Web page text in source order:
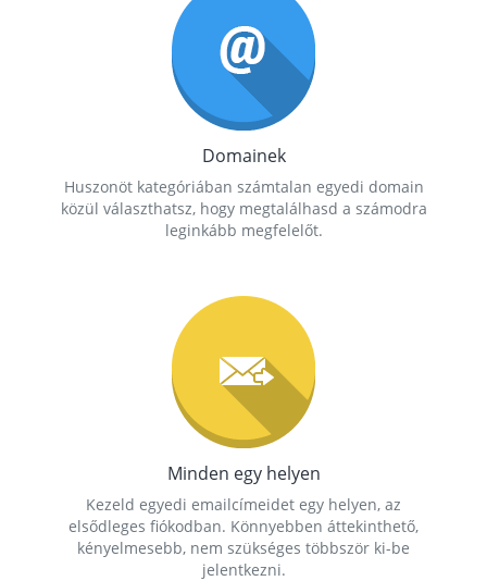
Domainek
Huszonöt kategóriában számtalan egyedi domain
közül választhatsz, hogy megtalálhasd a számodra
leginkább megfelelőt.
Minden egy helyen
Kezeld egyedi emailcímeidet egy helyen, az
elsődleges fiókodban. Könnyebben áttekinthető,
kényelmesebb, nem szükséges többször ki-be
jelentkezni.